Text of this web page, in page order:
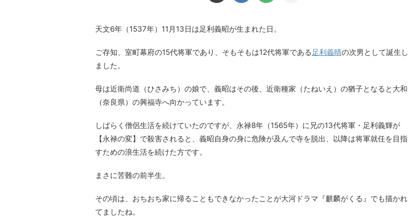
天文6年（1537年）11月13日は足利義昭が生まれた日。
ご存知、室町幕府の15代将軍であり、そもそもは12代将軍である足利義晴の次男として誕生し
ました。
母は近衛尚道（ひさみち）の娘で、義昭はその後、近衛種家（たねいえ）の猶子となると大和
（奈良県）の興福寺へ向かっています。
しばらく僧侶生活を続けていたのですが、永禄8年（1565年）に兄の13代将軍・足利義輝が
【永禄の変】で殺害されると、義昭自身の身に危険が及んで寺を脱出、以降は将軍就任を目指
すための浪生活を続けた方です。
まさに苦難の前半生。
その頃は、おちおち家に帰ることもできなかったことが大河ドラマ『麒麟がくる』でも描かれ
てましたね。